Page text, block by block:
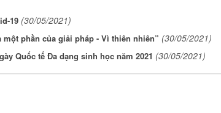
19 (30/05/2021)
phần của giải pháp - Vì thiên nhiên” (30/05/2021)
Quốc tế Đa dạng sinh học năm 2021 (30/05/2021)